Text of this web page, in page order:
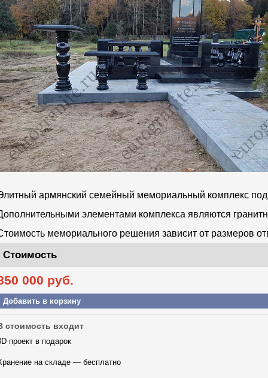
армянский семейный мемориальный комплекс под
элементами комплекса являются
мемориального решения зависит от размеров
Стоимость
000 руб.
Добавить в корзину
стоимость входит
проект в подарок
на складе — бесплатно